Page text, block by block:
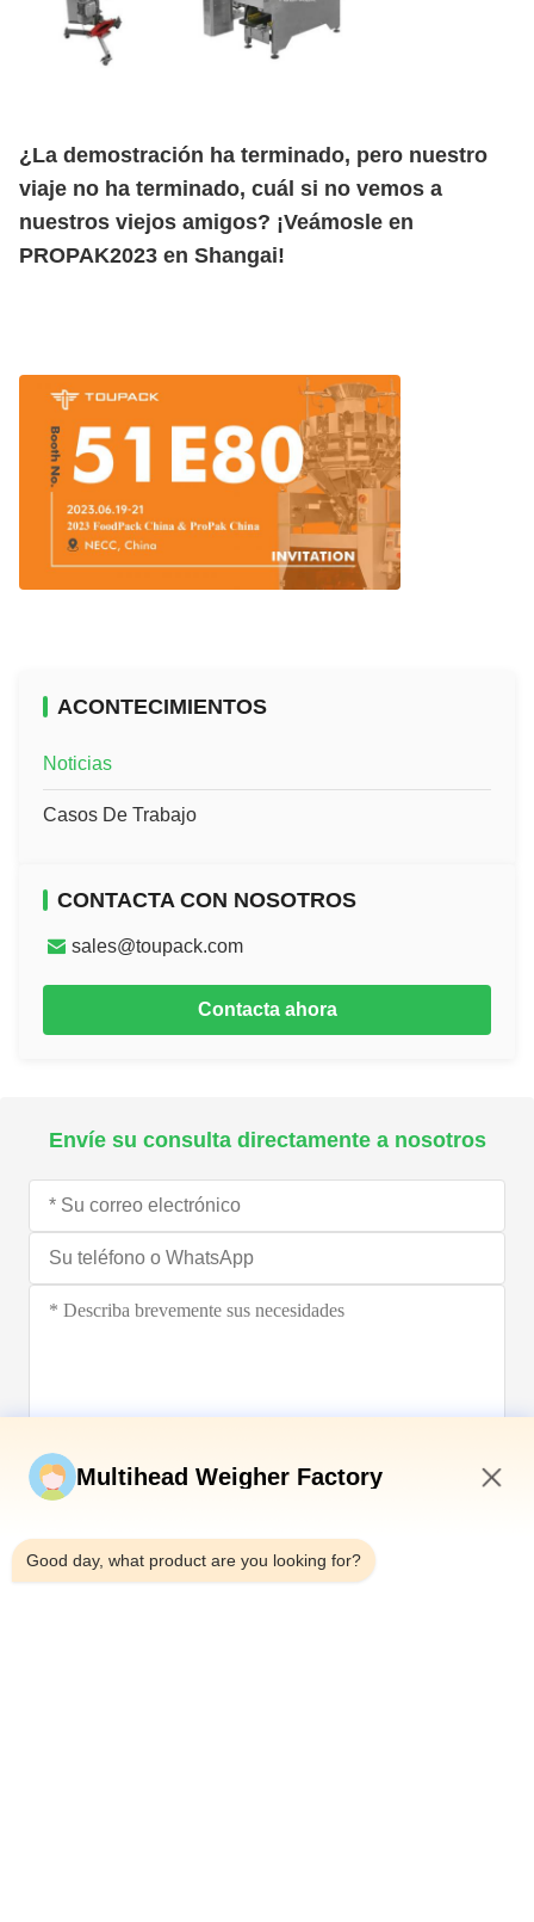
¿La demostración ha terminado, pero nuestro
viaje no ha terminado, cuál si no vemos a
nuestros viejos amigos? ¡Veámosle en
PROPAK2023 en Shangai!
ACONTECIMIENTOS
Noticias
Casos De Trabajo
CONTACTA CON NOSOTROS
sales@toupack.com
Contacta ahora
Envíe su consulta directamente a nosotros
Multihead Weigher Factory
Good day, what product are you looking for?